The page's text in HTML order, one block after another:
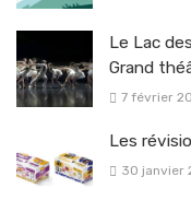
Le Lac
Grand
7 février
Les
30 janvier